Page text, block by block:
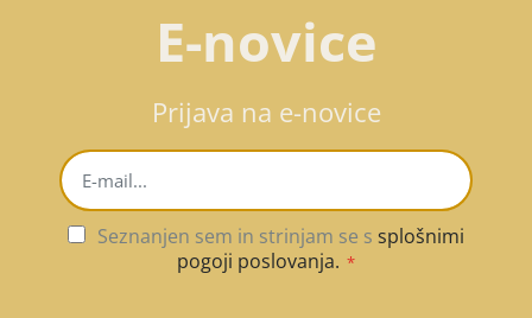
E-novice
Prijava na e-novice
Seznanjen sem in strinjam se s splošnimi
pogoji poslovanja.